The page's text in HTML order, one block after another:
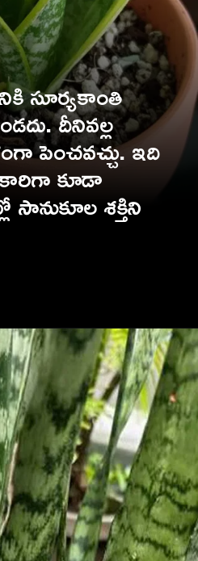
సూర్యకాంతి
దీనివల్ల
పెంచవచ్చు. ఇది
కూడా
సానుకూల శక్తిని